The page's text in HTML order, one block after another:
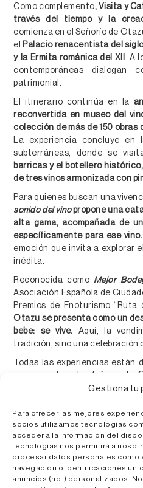
Gestiona tu
Para ofrecer las mejores
socios utilizamos tecnologías
acceder a la información del
tecnologías nos permitirá a
procesar datos personales como
navegación o identificaciones
anuncios (no-) personalizados.
Como complemento, Visita y
través del tiempo y la
comienza en el Señorío de
el
Palacio renacentista del
y la Ermita románica del XII
. A
contemporáneas
patrimonial.
El itinerario continúa en la
reconvertida en museo del
colección de más de 150
La experiencia concluye en
subterráneas, donde se
barricas y el botellero
de tres vinos armonizada con
Para quienes buscan una
sonido del vinopropone una
alta gama, acompañada de
específicamente para ese vino.
emoción que invita a explorar
inédita.
Reconocida como Mejor
Asociación Española de
Premios de Enoturismo “Ruta
Otazu se presenta como un
bebe: se vive. Aquí, la
tradición, sino una celebración
Todas las experiencias están
como regalo en lapágina web
Noticias